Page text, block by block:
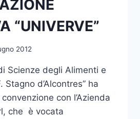
“UNIVERVE”
2012
Scienze degli Alimenti e
Stagno d’Alcontres” ha
con l’Azienda
che è vocata